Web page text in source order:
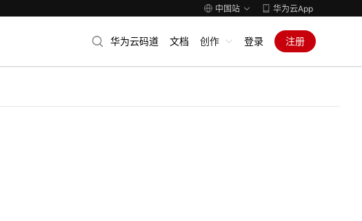
中国站 华为云App
华为云码道 文档 创作 登录 注册